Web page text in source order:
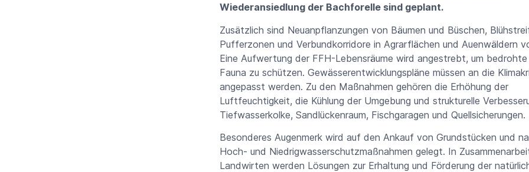
Wiederansiedlung der Bachforelle sind geplant.
Zusätzlich sind Neuanpflanzungen von Bäumen und Büschen,
Pufferzonen und Verbundkorridore in Agrarflächen und Auenwäldern
Eine Aufwertung der FFH-Lebensräume wird angestrebt, um
Fauna zu schützen. Gewässerentwicklungspläne müssen an die
angepasst werden. Zu den Maßnahmen gehören die Erhöhung der
Luftfeuchtigkeit, die Kühlung der Umgebung und strukturelle
Tiefwasserkolke, Sandlückenraum, Fischgaragen und Quellsicherungen.
Besonderes Augenmerk wird auf den Ankauf von Grundstücken und
Hoch- und Niedrigwasserschutzmaßnahmen gelegt. In
Landwirten werden Lösungen zur Erhaltung und Förderung der